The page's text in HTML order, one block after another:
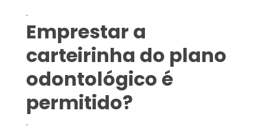
.
Emprestar a
carteirinha do plano
odontológico é
permitido?
.